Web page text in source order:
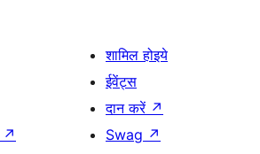
↗
शामिल होइये
ईवेंट्स
दान करें ↗
Swag ↗